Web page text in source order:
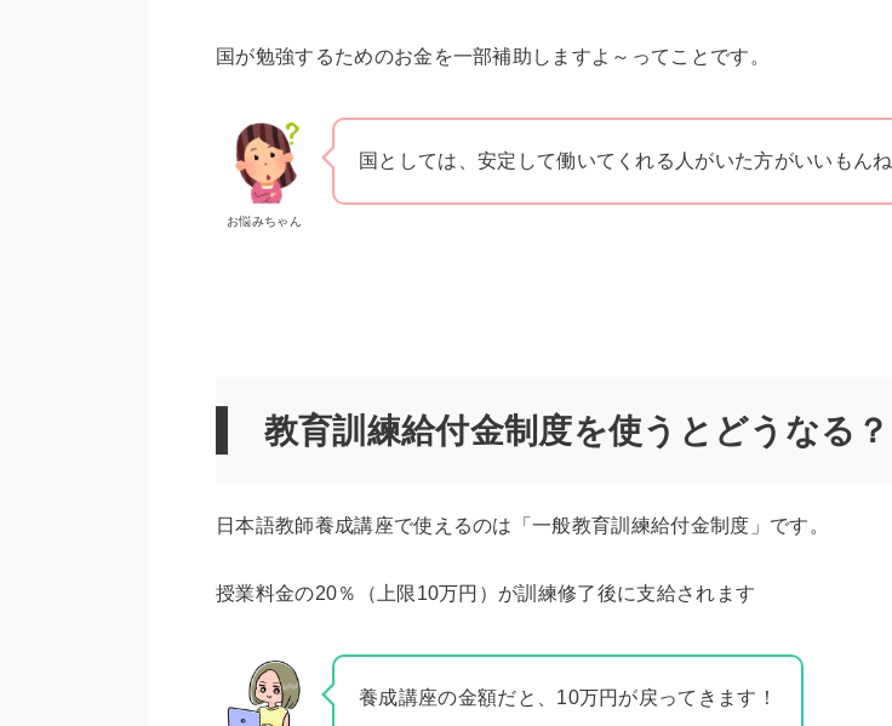
国が勉強するためのお金を一部補助しますよ～ってことです。
お悩みちゃん
国としては、安定して働いてくれる人がいた方がいいもんね
教育訓練給付金制度を使うとどうなる？
日本語教師養成講座で使えるのは「一般教育訓練給付金制度」です。
授業料金の20％（上限10万円）が訓練修了後に支給されます
養成講座の金額だと、10万円が戻ってきます！